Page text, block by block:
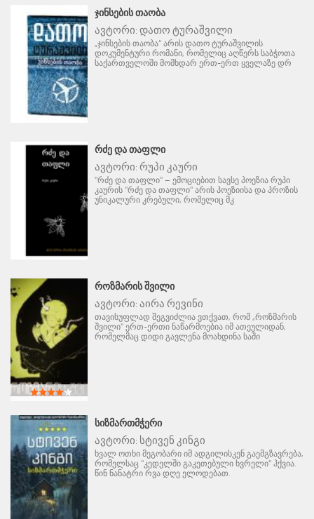
ᲯᲘᲜᲡᲔᲑᲘᲡ ᲗᲐᲝᲑᲐ
ავტორი: დათო ტურაშვილი
„ჯინსების თაობა“ არის დათო ტურაშვილის
დოკუმენტური რომანი, რომელიც აღწერს საბჭოთა
საქართველოში მომხდარ ერთ-ერთ ყველაზე დრ
ᲠᲫᲔ ᲓᲐ ᲗᲐᲤᲚᲘ
ავტორი: რუპი კაური
"რძე და თაფლი" – ემოციებით სავსე პოეზია რუპი
კაურის "რძე და თაფლი" არის პოეზიისა და პროზის
უნიკალური კრებული, რომელიც მკ
ᲠᲝᲖᲛᲐᲠᲘᲡ ᲨᲕᲘᲚᲘ
ავტორი: აირა რევინი
თავისუფლად შეგვიძლია ვთქვათ, რომ „როზმარის
შვილი" ერთ-ერთი ნაწარმოებია იმ ათეულიდან,
რომელმაც დიდი გავლენა მოახდინა საში
ᲡᲘᲖᲛᲐᲠᲗᲛᲭᲔᲠᲘ
ავტორი: სტივენ კინგი
ხვალ ოთხი მეგობარი იმ ადგილისკენ გაემგზავრება,
რომელსაც "კედელში გაკეთებული ხვრელი" ჰქვია.
წინ ნანატრი რვა დღე ელოდებათ.